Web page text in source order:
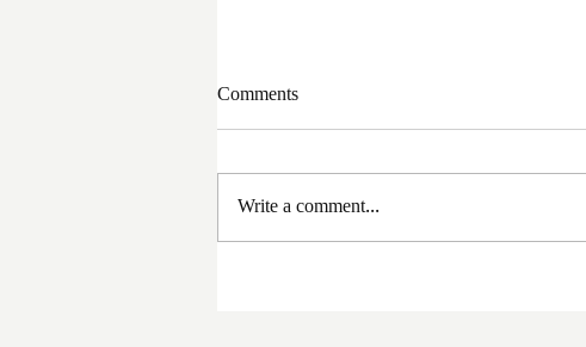
Comments
Write a comment...